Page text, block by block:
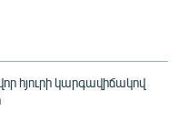
հյուրի կարգավիճակով